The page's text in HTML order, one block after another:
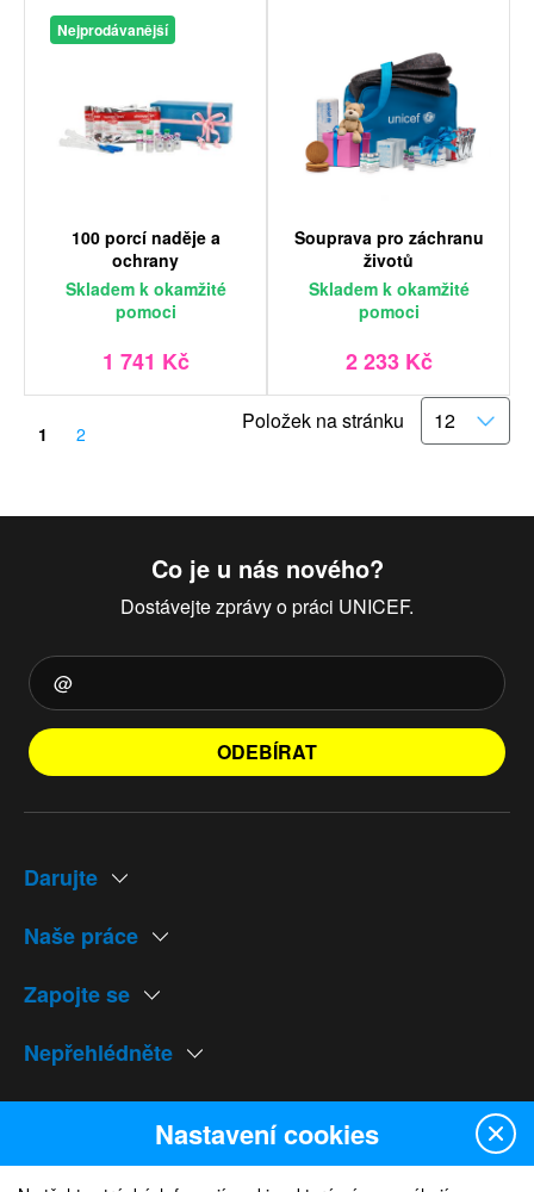
Nejprodávanější
100 porcí naděje a
ochrany
Skladem k okamžité
pomoci
1 741 Kč
Souprava pro záchranu
životů
Skladem k okamžité
pomoci
2 233 Kč
1 2 Položek na stránku
Co je u nás nového?
Dostávejte zprávy o práci UNICEF.
ODEBÍRAT
Darujte
Naše práce
Zapojte se
Nepřehlédněte
Naše weby
Nastavení cookies